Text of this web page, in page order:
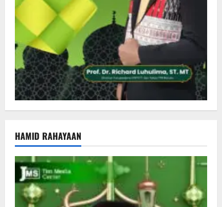
HAMID RAHAYAAN